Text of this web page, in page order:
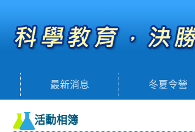
最新消息 冬夏令營
活動相簿